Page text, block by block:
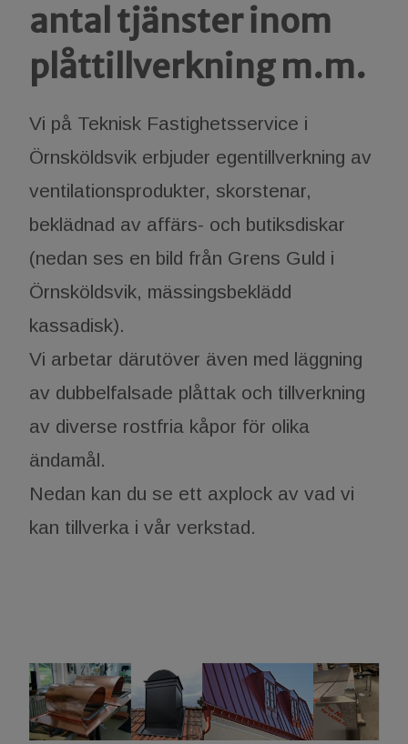
antal tjänster inom
plåttillverkning m.m.
Vi på Teknisk Fastighetsservice i
Örnsköldsvik erbjuder egentillverkning av
ventilationsprodukter, skorstenar,
beklädnad av affärs- och butiksdiskar
(nedan ses en bild från Grens Guld i
Örnsköldsvik, mässingsbeklädd
kassadisk).
Vi arbetar därutöver även med läggning
av dubbelfalsade plåttak och tillverkning
av diverse rostfria kåpor för olika
ändamål.
​​​​​​​Nedan kan du se ett axplock av vad vi
kan tillverka i vår verkstad.